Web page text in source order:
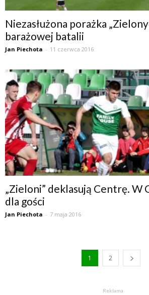
Niezasłużona porażka
barażowej batalii
Jan Piechota - 11 czerwca 2016
„Zieloni” deklasują Centrę. W
dla gości
Jan Piechota - 7 maja 2016
1 2
Reklama